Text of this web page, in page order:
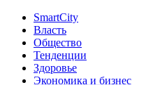
SmartCity
Власть
Общество
Тенденции
Здоровье
Экономика и бизнес